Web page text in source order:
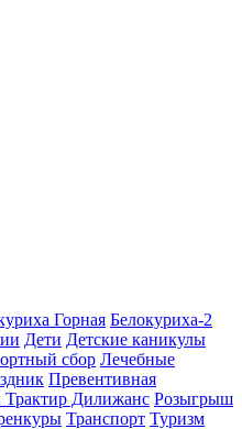
Горная Белокуриха-2
Дети Детские каникулы
сбор Лечебные
Превентивная
Трактир Дилижанс Розыгрыш
Транспорт Туризм